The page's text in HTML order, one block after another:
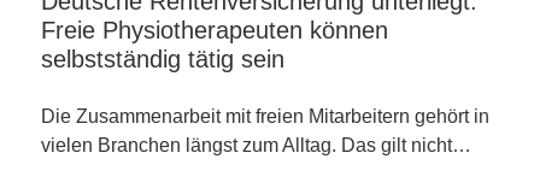
Freie Physiotherapeuten können
selbstständig tätig sein
Die Zusammenarbeit mit freien Mitarbeitern gehört in
vielen Branchen längst zum Alltag. Das gilt nicht…